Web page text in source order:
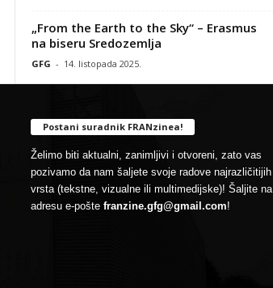
„From the Earth to the Sky“ – Erasmus
na biseru Sredozemlja
GFG - 14. listopada 2025.
Postani suradnik FRANzinea!
Želimo biti aktualni, zanimljivi i otvoreni, zato vas
pozivamo da nam šaljete svoje radove najrazličitijih
vrsta (tekstne, vizualne ili multimedijske)! Šaljite na
adresu e-pošte franzine.gfg@gmail.com!